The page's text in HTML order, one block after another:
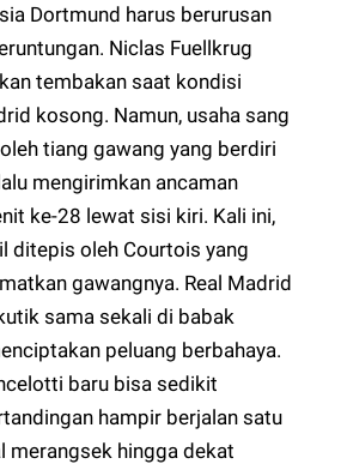
Dortmund harus berurusan
Niclas Fuellkrug
tembakan saat kondisi
kosong. Namun, usaha sang
tiang gawang yang berdiri
mengirimkan ancaman
ke-28 lewat sisi kiri. Kali ini,
ditepis oleh Courtois yang
gawangnya. Real Madrid
sama sekali di babak
peluang berbahaya.
baru bisa sedikit
hampir berjalan satu
merangsek hingga dekat